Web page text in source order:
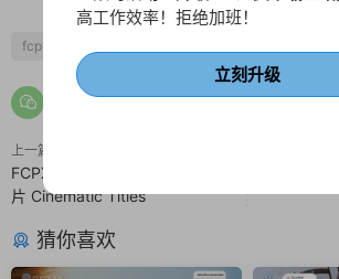
fcpx卡通
上一篇
FCPX水墨笔刷模板 双重曝光幻灯
片 Cinematic Titles
手绘漫画
猜你喜欢
高工作效率！拒绝加班！
立刻升级